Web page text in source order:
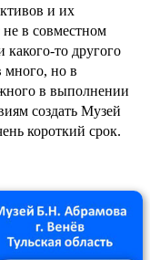
и их
в совместном
то другого
много, но в
в выполнении
создать Музей
короткий срок.